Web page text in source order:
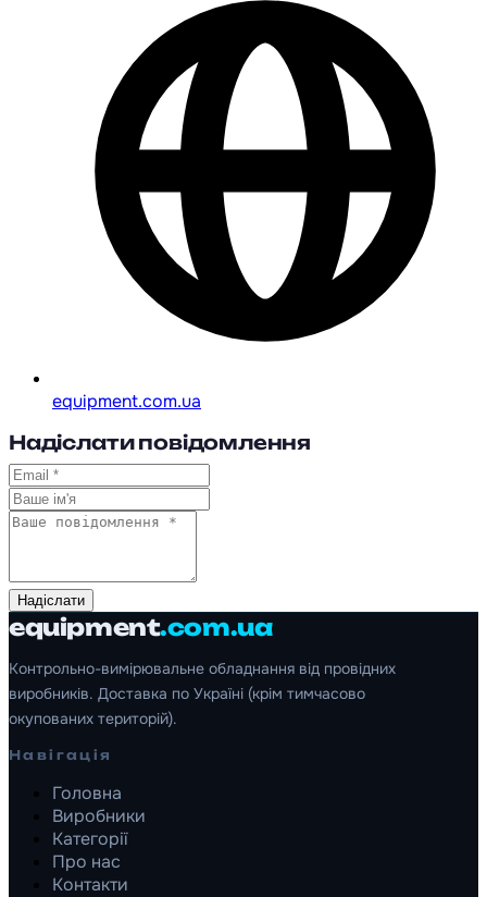
equipment.com.ua
Надіслати повідомлення
Надіслати
equipment.com.ua
Контрольно-вимірювальне обладнання від провідних
виробників. Доставка по Україні (крім тимчасово
окупованих територій).
Навігація
Головна
Виробники
Категорії
Про нас
Контакти